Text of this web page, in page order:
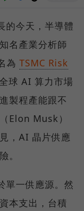
的今天，半導體
名產業分析師
為 TSMC Risk
球 AI 算力市場
製程產能跟不
Elon Musk）
，AI 晶片供應
。
單一供應源。然
本支出，台積